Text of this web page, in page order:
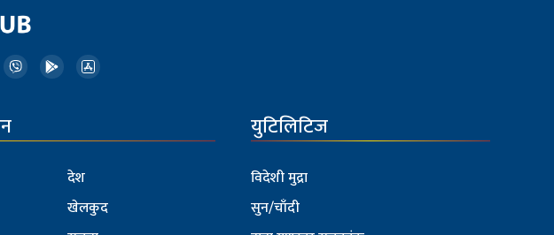
देश
खेलकुद
युटिलिटिज
विदेशी मुद्रा
सुन/चाँदी